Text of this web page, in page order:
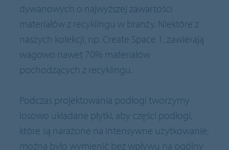
dywanowych o najwyższej zawartości
materiałów z recyklingu w branży. Niektóre z
naszych kolekcji, np. Create Space 1, zawierają
wagowo nawet 70% materiałów
pochodzących z recyklingu.
Podczas projektowania podłogi tworzymy
losowo układane płytki, aby części podłogi,
które są narażone na intensywne użytkowanie,
można było wymienić bez wpływu na ogólny